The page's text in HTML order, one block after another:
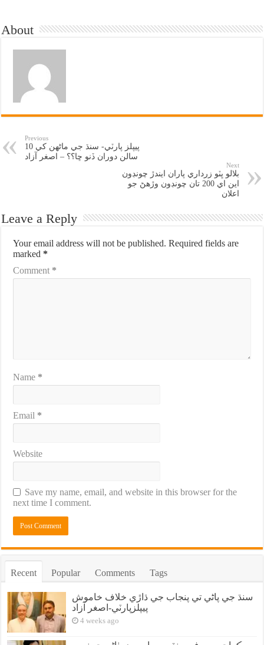
About
Previous
پيپلز پارٽي- سنڌ جي ماڻهن کي 10
سالن دوران ڏنو ڇا؟؟ – اصغر آزاد
Next
بلالو ڀٽو زرداري پاران ايندڙ چونڊون
اين اي 200 تان چونڊون وڙهڻ جو
اعلان
Leave a Reply
Your email address will not be published. Required fields are
marked *
Comment *
Name *
Email *
Website
Save my name, email, and website in this browser for the
next time I comment.
Recent Popular Comments Tags
سنڌ جي پاڻي تي پنجاب جي ڌاڙي خلاف خاموش
پيپلزپارٽي-اصغر آزاد
4 weeks ago